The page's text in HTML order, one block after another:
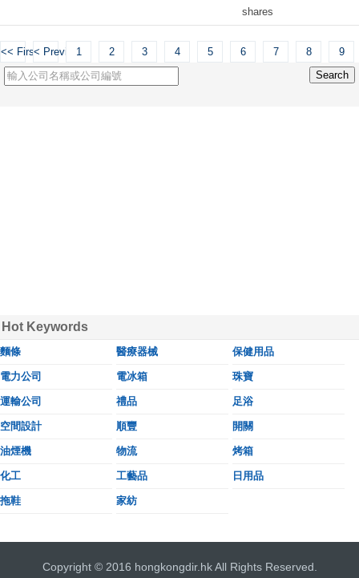
shares
<< First< Previous1 2 3 4 5 6 7 8 9
Hot Keywords
麵條 醫療器械 保健用品
電力公司 電冰箱 珠寶
運輸公司 禮品 足浴
空間設計 順豐 開關
油煙機 物流 烤箱
化工 工藝品 日用品
拖鞋 家紡
Copyright © 2016 hongkongdir.hk All Rights Reserved.